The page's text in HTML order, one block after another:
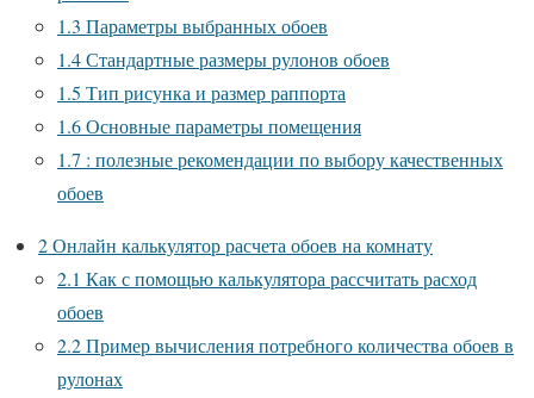
1.3 Параметры выбранных обоев
1.4Стандартные размеры рулонов обоев
1.5 Тип рисунка и размер раппорта
1.6Основные параметры помещения
1.7 : полезные рекомендации по выбору качественных
обоев
2Онлайн калькулятор расчета обоев на комнату
2.1 Как с помощью калькулятора рассчитать расход
обоев
2.2Пример вычисления потребного количества обоев в
рулонах